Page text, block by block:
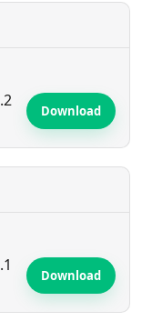
Download
Download